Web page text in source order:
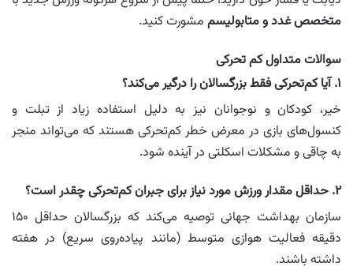
متخصص غدد و متابولیسم مشورت کنید.
سوالات متداول کم تحرکی
۱. آیا کم‌تحرکی فقط بزرگسالان را درگیر می‌کند؟
خیر، کودکان و نوجوانان نیز به دلیل استفاده زیاد از تبلت و
کنسول‌های بازی در معرض خطر کم‌تحرکی هستند که می‌تواند منجر
به چاقی و مشکلات اسکلتی در آینده شود.
۲. حداقل مقدار ورزش مورد نیاز برای جبران کم‌تحرکی چقدر است؟
سازمان بهداشت جهانی توصیه می‌کند که بزرگسالان حداقل ۱۵۰
دقیقه فعالیت هوازی متوسط (مانند پیاده‌روی سریع) در هفته
داشته باشند.